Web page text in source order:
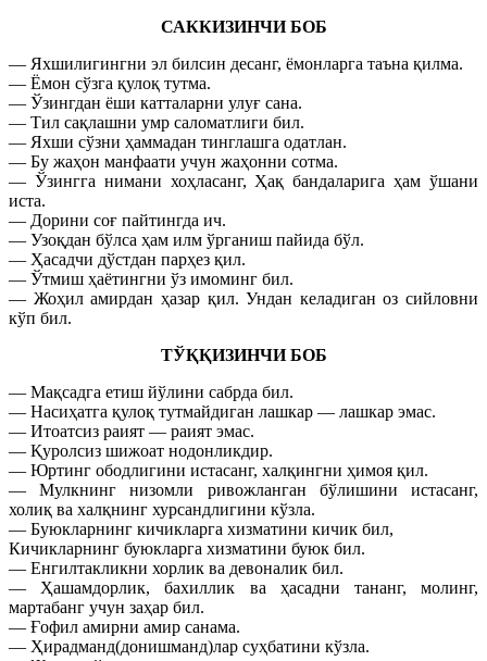
САККИЗИНЧИ БОБ
— Яхшилигингни эл билсин десанг, ёмонларга таъна қилма.
— Ёмон сўзга қулоқ тутма.
— Ўзингдан ёши катталарни улуғ сана.
— Тил сақлашни умр саломатлиги бил.
— Яхши сўзни ҳаммадан тинглашга одатлан.
— Бу жаҳон манфаати учун жаҳонни сотма.
— Ўзингга нимани хоҳласанг, Ҳақ бандаларига ҳам ўшани
иста.
— Дорини соғ пайтингда ич.
— Узоқдан бўлса ҳам илм ўрганиш пайида бўл.
— Ҳасадчи дўстдан парҳез қил.
— Ўтмиш ҳаётингни ўз имоминг бил.
— Жоҳил амирдан ҳазар қил. Ундан келадиган оз сийловни
кўп бил.
ТЎҚҚИЗИНЧИ БОБ
— Мақсадга етиш йўлини сабрда бил.
— Насиҳатга қулоқ тутмайдиган лашкар — лашкар эмас.
— Итоатсиз раият — раият эмас.
— Қуролсиз шижоат нодонликдир.
— Юртинг ободлигини истасанг, халқингни ҳимоя қил.
— Мулкнинг низомли ривожланган бўлишини истасанг,
холиқ ва халқнинг хурсандлигини кўзла.
— Буюкларнинг кичикларга хизматини кичик бил,
Кичикларнинг буюкларга хизматини буюк бил.
— Енгилтакликни хорлик ва девоналик бил.
— Ҳашамдорлик, бахиллик ва ҳасадни тананг, молинг,
мартабанг учун заҳар бил.
— Ғофил амирни амир санама.
— Ҳирадманд(донишманд)лар суҳбатини кўзла.